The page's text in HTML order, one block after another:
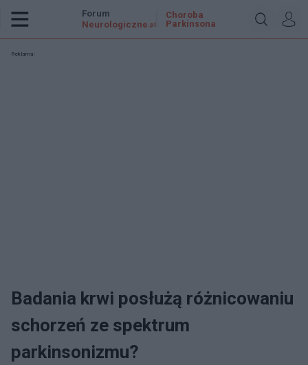
Forum
Neurologiczne .pl
Choroba
Parkinsona
Reklama:
Badania krwi posłużą różnicowaniu
schorzeń ze spektrum
parkinsonizmu?